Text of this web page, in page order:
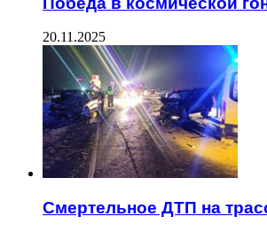
20.11.2025
Смертельное ДТП на